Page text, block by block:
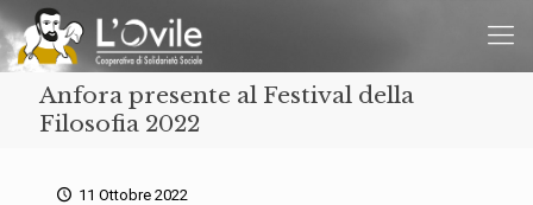
Anfora presente al Festival della
Filosofia 2022
11 Ottobre 2022